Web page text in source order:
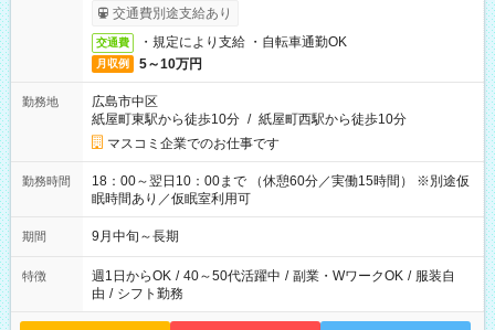
交通費別途支給あり
交通費 ・規定により支給 ・自転車通勤OK
月収例 5～10万円
勤務地
広島市中区
紙屋町東駅から徒歩10分 / 紙屋町西駅から徒歩10分
マスコミ企業でのお仕事です
勤務時間
18：00～翌日10：00まで （休憩60分／実働15時間） ※別途仮
眠時間あり／仮眠室利用可
期間 9月中旬～長期
特徴 週1日からOK / 40～50代活躍中 / 副業・WワークOK / 服装自
由 / シフト勤務